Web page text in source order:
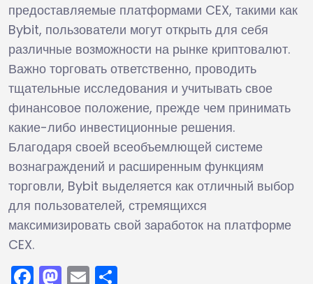
предоставляемые платформами CEX, такими как
Bybit, пользователи могут открыть для себя
различные возможности на рынке криптовалют.
Важно торговать ответственно, проводить
тщательные исследования и учитывать свое
финансовое положение, прежде чем принимать
какие-либо инвестиционные решения.
Благодаря своей всеобъемлющей системе
вознаграждений и расширенным функциям
торговли, Bybit выделяется как отличный выбор
для пользователей, стремящихся
максимизировать свой заработок на платформе
CEX.
Facebook
Mastodon
Email